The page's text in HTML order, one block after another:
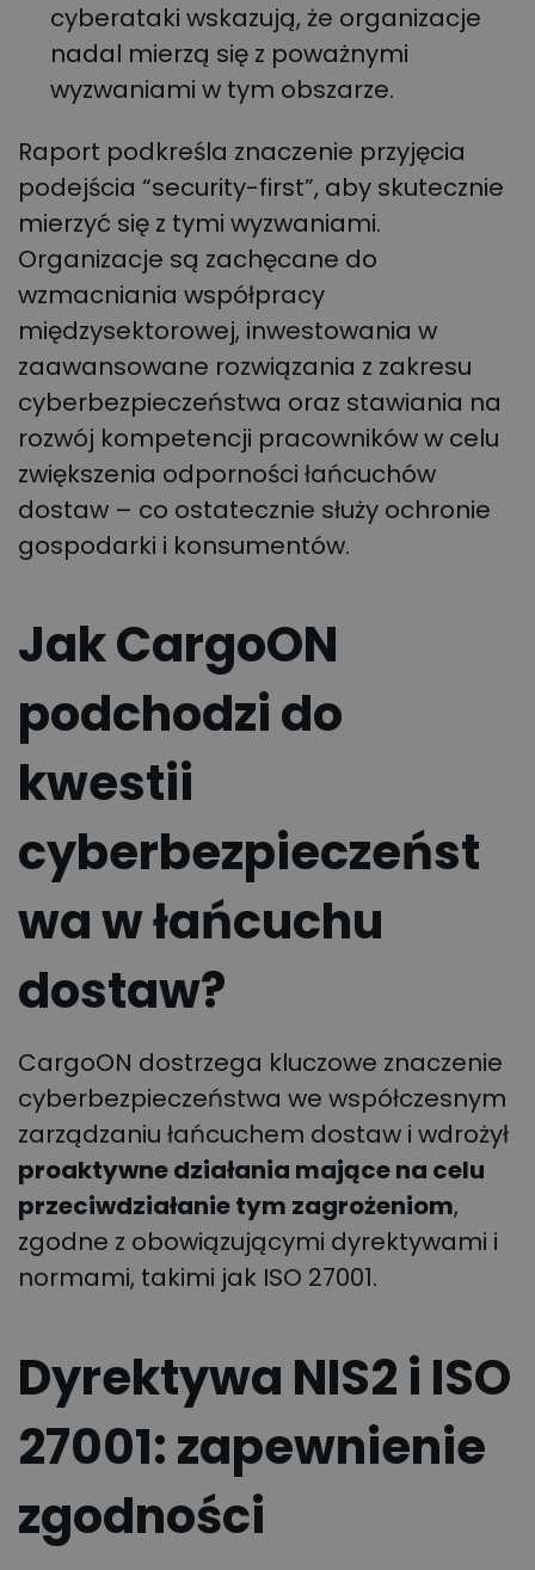
cyberataki wskazują, że organizacje
nadal mierzą się z poważnymi
wyzwaniami w tym obszarze.
Raport podkreśla znaczenie przyjęcia
podejścia “security-first”, aby skutecznie
mierzyć się z tymi wyzwaniami.
Organizacje są zachęcane do
wzmacniania współpracy
międzysektorowej, inwestowania w
zaawansowane rozwiązania z zakresu
cyberbezpieczeństwa oraz stawiania na
rozwój kompetencji pracowników w celu
zwiększenia odporności łańcuchów
dostaw – co ostatecznie służy ochronie
gospodarki i konsumentów.
Jak CargoON
podchodzi do
kwestii
cyberbezpieczeńst
wa w łańcuchu
dostaw?
CargoON dostrzega kluczowe znaczenie
cyberbezpieczeństwa we współczesnym
zarządzaniu łańcuchem dostaw i wdrożył
proaktywne działania mające na celu
przeciwdziałanie tym zagrożeniom,
zgodne z obowiązującymi dyrektywami i
normami, takimi jak ISO 27001.
Dyrektywa NIS2 i ISO
27001: zapewnienie
zgodności